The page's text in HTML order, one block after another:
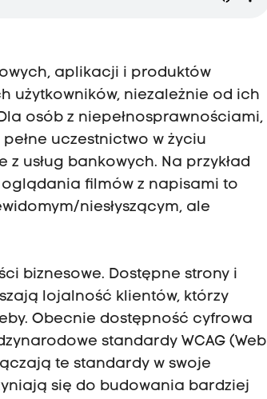
aplikacji i produktów
użytkowników, niezależnie od ich
osób z niepełnosprawnościami,
uczestnictwo w życiu
usług bankowych. Na przykład
filmów z napisami to
niesłyszącym, ale
biznesowe. Dostępne strony i
lojalność klientów, którzy
Obecnie dostępność cyfrowa
standardy WCAG (Web
te standardy w swoje
się do budowania bardziej